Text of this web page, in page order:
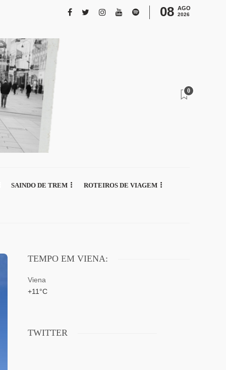
08 AGO
2026
0
SAINDO DE TREM ROTEIROS DE VIAGEM
TEMPO EM VIENA:
Viena
+11°C
TWITTER